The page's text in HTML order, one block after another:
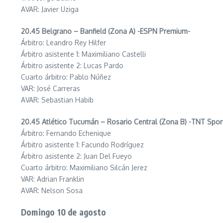
AVAR: Javier Uziga
20.45 Belgrano – Banfield (Zona A) -ESPN Premium-
Árbitro: Leandro Rey Hilfer
Árbitro asistente 1: Maximiliano Castelli
Árbitro asistente 2: Lucas Pardo
Cuarto árbitro: Pablo Núñez
VAR: José Carreras
AVAR: Sebastian Habib
20.45 Atlético Tucumán – Rosario Central (Zona B) -TNT
Árbitro: Fernando Echenique
Árbitro asistente 1: Facundo Rodríguez
Árbitro asistente 2: Juan Del Fueyo
Cuarto árbitro: Maximiliano Silcán Jerez
VAR: Adrian Franklin
AVAR: Nelson Sosa
Domingo 10 de agosto